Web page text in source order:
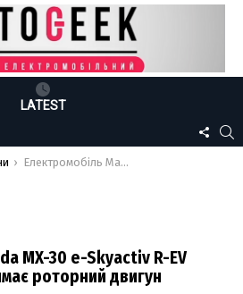
LATEST
US
Електромобіль Mazda MX-30 e-Skyactiv R-EV першим в світі отримає роторний двигун
MX-30 e-Skyactiv R-EV
роторний двигун